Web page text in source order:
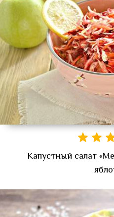
Капустный салат